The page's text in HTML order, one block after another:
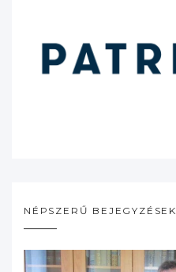
NÉPSZERŰ BEJEGYZÉSEK